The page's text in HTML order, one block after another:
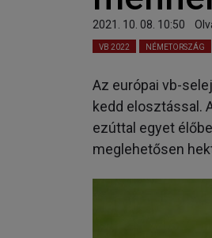
2021. 10. 08. 10:50
VB 2022 NÉMETORSZÁG
Az európai vb-
kedd elosztással.
ezúttal egyet
meglehetősen